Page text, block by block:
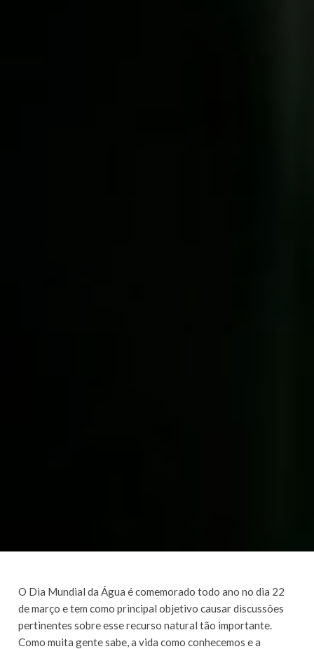
O Dia Mundial da Água é comemorado todo ano no dia 22
de março e tem como principal objetivo causar discussões
pertinentes sobre esse recurso natural tão importante.
Como muita gente sabe, a vida como conhecemos e a